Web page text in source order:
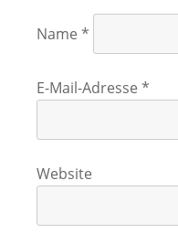
Name *
E-Mail-Adresse *
Website